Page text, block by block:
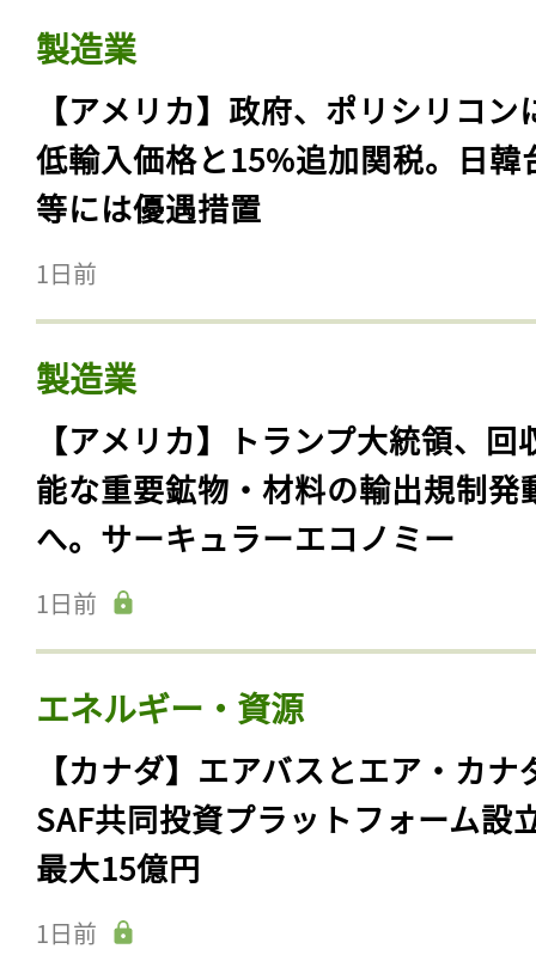
製造業
【アメリカ】政府、ポリシリコン
低輸入価格と15%追加関税。日韓
等には優遇措置
1日前
製造業
【アメリカ】トランプ大統領、回
能な重要鉱物・材料の輸出規制発
へ。サーキュラーエコノミー
1日前
エネルギー・資源
【カナダ】エアバスとエア・カナ
SAF共同投資プラットフォーム設
最大15億円
1日前